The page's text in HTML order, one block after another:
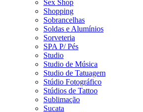
Sex Shop
Shopping
Sobrancelhas
Soldas e Alumínios
Sorveteria
SPA P/ Pés
Studio
Studio de Música
Studio de Tatuagem
Stúdio Fotográfico
Stúdios de Tattoo
Sublimação
Sucata